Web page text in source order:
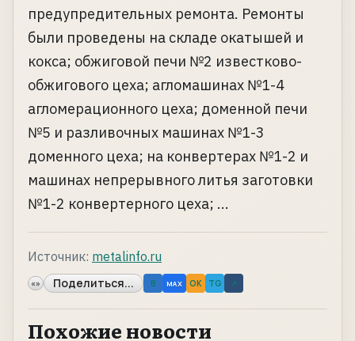
предупредительных ремонта. Ремонты
были проведены на складе окатышей и
кокса; обжиговой печи №2 известково-
обжигового цеха; агломашинах №1-4
агломерационного цеха; доменной печи
№5 и разливочных машинах №1-3
доменного цеха; на конвертерах №1-2 и
машинах непрерывного литья заготовки
№1-2 конвертерного цеха; ...
Источник: metalinfo.ru
«» Поделиться... B MAX OK TG ↗
Похожие новости